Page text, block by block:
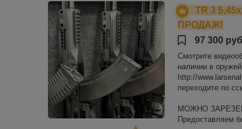
TR 3
ПРОДАЖ!
97 300
Смотрите
наличии в
http://
переходите по
МОЖНО
Предоставляем